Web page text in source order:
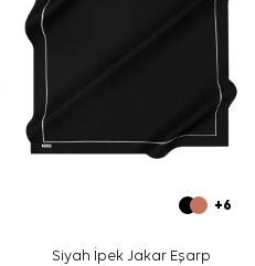
+6
Siyah İpek Jakar Eşarp